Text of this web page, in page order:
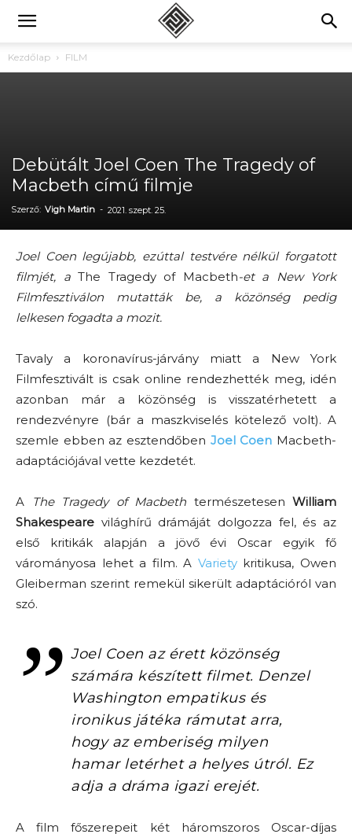
Kezdőlap FILM
Debütált Joel Coen The Tragedy of
Macbeth című filmje
Szerző: Vigh Martin - 2021. szept. 25.
Joel Coen legújabb, ezúttal testvére nélkül forgatott
filmjét, aThe Tragedy of Macbeth-et a New York
Filmfesztiválon mutatták be, a közönség pedig
lelkesen fogadta a mozit.
Tavaly a koronavírus-járvány miatt a New York
Filmfesztivált is csak online rendezhették meg, idén
azonban már a közönség is visszatérhetett a
rendezvényre (bár a maszkviselés kötelező volt). A
szemle ebben az esztendőben Joel Coen Macbeth-
adaptációjával vette kezdetét.
A The Tragedy of Macbeth természetesen William
Shakespeare világhírű drámáját dolgozza fel, és az
első kritikák alapján a jövő évi Oscar egyik fő
várományosa lehet a film. A Varietykritikusa, Owen
Gleiberman szerint remekül sikerült adaptációról van
szó.
Joel Coen az érett közönség
számára készített filmet. Denzel
Washington empatikus és
ironikus játéka rámutat arra,
hogy az emberiség milyen
hamar letérhet a helyes útról. Ez
adja a dráma igazi erejét.
A film főszerepeit két háromszoros Oscar-díjas